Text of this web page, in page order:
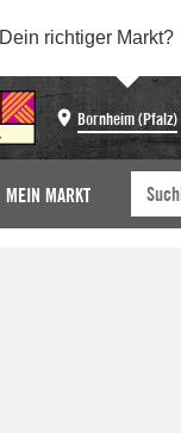
Dein richtiger Markt?
Bornheim (Pfalz)
MEIN MARKT